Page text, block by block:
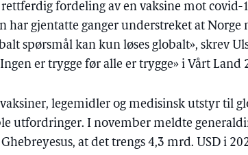
fordeling av en vaksine mot covid-
har gjentatte ganger understreket at Norge
spørsmål kan kun løses globalt», skrev
er trygge før alle er trygge» i Vårt Land
legemidler og medisinsk utstyr til
utfordringer. I november meldte
at det trengs 4,3 mrd. USD i